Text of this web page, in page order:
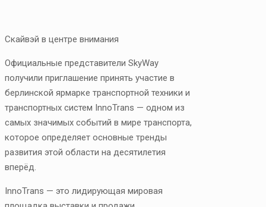
Скайвэй в центре внимания
Официальные представители SkyWay
получили приглашение принять участие в
берлинской ярмарке транспортной техники и
транспортных систем InnoTrans — одном из
самых значимых событий в мире транспорта,
которое определяет основные тренды
развития этой области на десятилетия
вперёд.
InnoTrans — это лидирующая мировая